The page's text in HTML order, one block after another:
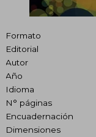
Formato
Editorial
Autor
Año
Idioma
N° páginas
Encuadernación
Dimensiones